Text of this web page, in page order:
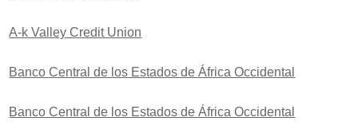
A-k Valley Credit Union
Banco Central de los Estados de África Occidental
Banco Central de los Estados de África Occidental